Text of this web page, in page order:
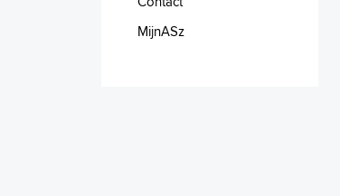
MijnASz